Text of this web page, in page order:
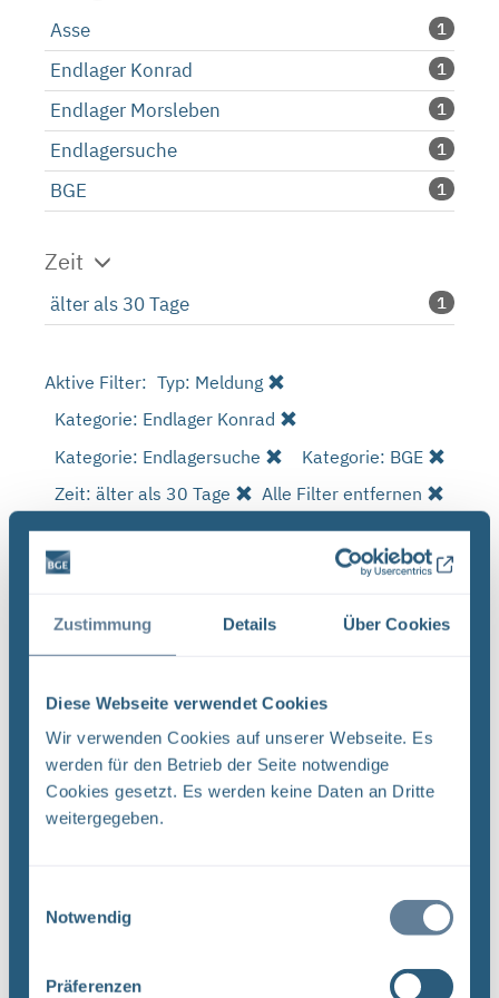
Zustimmung Details Über Cookies
Diese Webseite verwendet Cookies
Wir verwenden Cookies auf unserer Webseite. Es
werden für den Betrieb der Seite notwendige
Cookies gesetzt. Es werden keine Daten an Dritte
weitergegeben.
Notwendig
Präferenzen
Asse 1
Endlager Konrad 1
Endlager Morsleben 1
Endlagersuche 1
BGE 1
Zeit
älter als 30 Tage 1
Aktive Filter: Typ: Meldung
Kategorie: Endlager Konrad
Kategorie: Endlagersuche
Kategorie: BGE
Zeit: älter als 30 Tage
Alle Filter entfernen
Es wurde 1 Ergebnis in 1 Millisekunden gefunden.
Zeige Ergebnisse 1 bis 1 von 1.
Ergebnisse pro Seite:
Sortieren nach
Neugier, Skepsis, Verständnis und viele Fragen
Unterlagenbehörde und dem Bundesamt für
Strahlenschutz (BfS) hat die Bundesgesellschaft